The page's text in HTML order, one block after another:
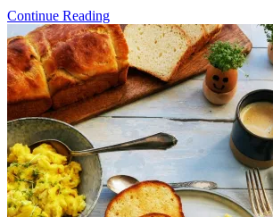
Continue Reading